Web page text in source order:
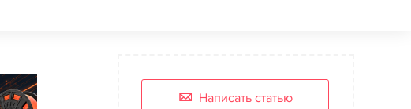
Написать статью